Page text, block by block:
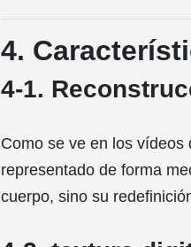
4.
4-1.
Como se ve en los vídeos
representado de forma
cuerpo, sino su